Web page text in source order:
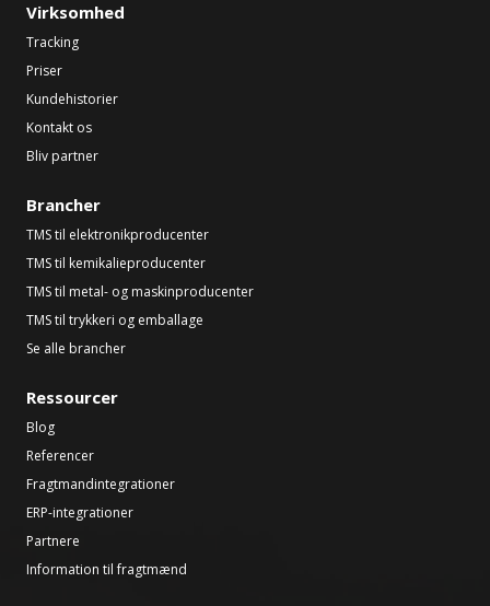
Virksomhed
Tracking
Priser
Kundehistorier
Kontakt os
Bliv partner
Brancher
TMS til elektronikproducenter
TMS til kemikalieproducenter
TMS til metal- og maskinproducenter
TMS til trykkeri og emballage
Se alle brancher
Ressourcer
Blog
Referencer
Fragtmandintegrationer
ERP-integrationer
Partnere
Information til fragtmænd